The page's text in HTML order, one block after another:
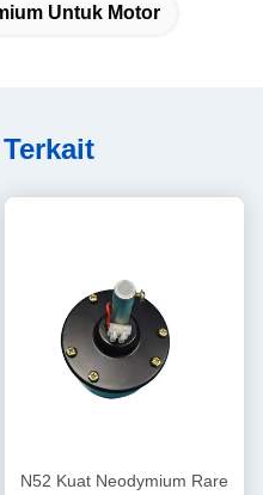
Untuk Motor
N52 Kuat Neodymium Rare